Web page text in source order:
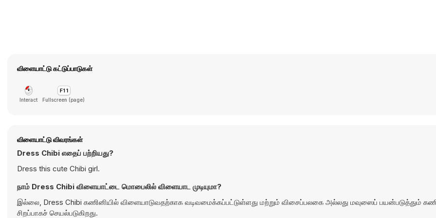
விளையாட்டு கட்டுப்பாடுகள்
Interact Fullscreen (page)
விளையாட்டு விவரங்கள்
Dress Chibi எதைப் பற்றியது?
Dress this cute Chibi girl.
நாம் Dress Chibi விளையாட்டை மொபைலில் விளையாட முடியுமா?
இல்லை, Dress Chibi கணினியில் விளையாடுவதற்காக வடிவமைக்கப்பட்டுள்ளது மற்றும் விசைப்பலகை அல்லது மவுஸைப் பயன்படுத்தும்
சிறப்பாகச் செயல்படுகிறது.